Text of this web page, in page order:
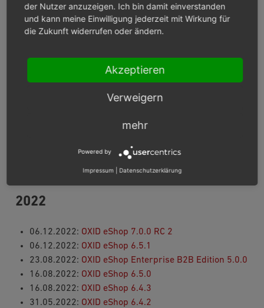
27.02.2024:OXID eShop 7.0.2
27.02.2024:OXID eShop 6.5.4
27.02.2024:OXID eShop 6.4.4
OXID eShop Enterprise B2B Edition 6.0.0
OXID eShop 7.0.1
30.05.2023:OXID eShop 7.0.0
OXID eShop 6.5.2
2022
06.12.2022: OXID eShop 7.0.0 RC 2
06.12.2022: OXID eShop 6.5.1
23.08.2022: OXID eShop Enterprise B2B Edition 5.0.0
16.08.2022: OXID eShop 6.5.0
16.08.2022: OXID eShop 6.4.3
31.05.2022: OXID eShop 6.4.2
der Nutzer anzuzeigen. Ich bin damit einverstanden
und kann meine Einwilligung jederzeit mit Wirkung für
die Zukunft widerrufen oder ändern.
Akzeptieren
Verweigern
mehr
Powered by
Impressum Datenschutzerklärung